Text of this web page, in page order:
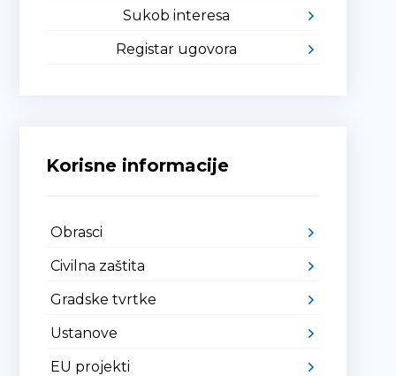
Sukob interesa
Registar ugovora
Korisne informacije
Obrasci
Civilna zaštita
Gradske tvrtke
Ustanove
EU projekti